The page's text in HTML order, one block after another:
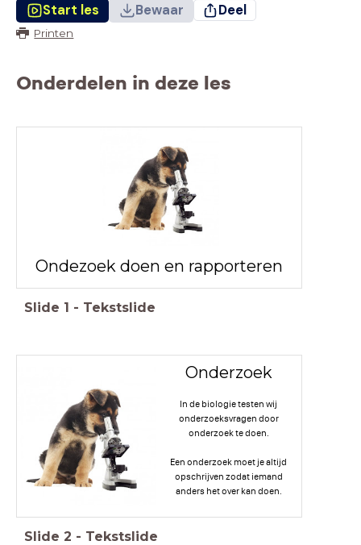
Start les Bewaar Deel
Printen
Onderdelen in deze les
Ondezoek doen en rapporteren
Slide 1 - Tekstslide
Onderzoek
In de biologie testen wij
onderzoeksvragen door
onderzoek te doen.
Een onderzoek moet je altijd
opschrijven zodat iemand
anders het over kan doen.
Slide 2 - Tekstslide